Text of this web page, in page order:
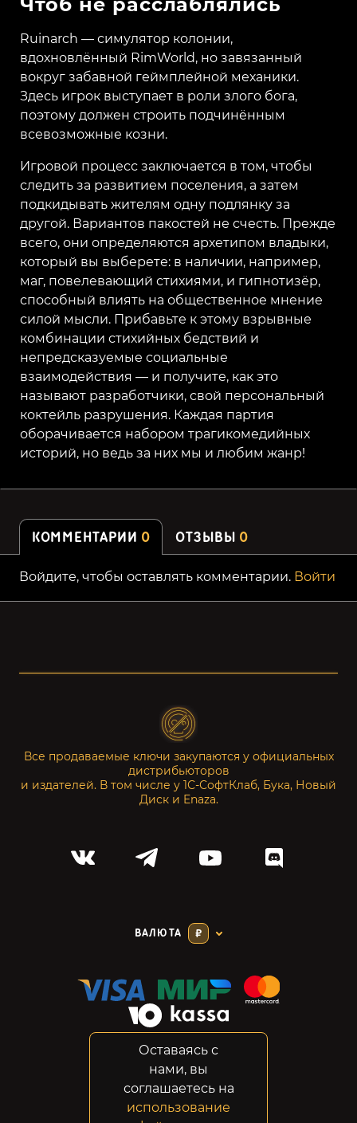
Ruinarch — симулятор колонии,
вдохновлённый RimWorld, но завязанный
вокруг забавной геймплейной механики.
Здесь игрок выступает в роли злого бога,
поэтому должен строить подчинённым
всевозможные козни.
Игровой процесс заключается в том, чтобы
следить за развитием поселения, а затем
подкидывать жителям одну подлянку за
другой. Вариантов пакостей не счесть. Прежде
всего, они определяются архетипом владыки,
который вы выберете: в наличии, например,
маг, повелевающий стихиями, и гипнотизёр,
способный влиять на общественное мнение
силой мысли. Прибавьте к этому взрывные
комбинации стихийных бедствий и
непредсказуемые социальные
взаимодействия — и получите, как это
называют разработчики, свой персональный
коктейль разрушения. Каждая партия
оборачивается набором трагикомедийных
историй, но ведь за них мы и любим жанр!
КОММЕНТАРИИ 0 ОТЗЫВЫ 0
Войдите, чтобы оставлять комментарии. Войти
Все продаваемые ключи закупаются у официальных
дистрибьюторов
и издателей. В том числе у 1С-СофтКлаб, Бука, Новый
Диск и Enaza.
ВАЛЮТА ₽
Конфиденциальность
Возвраты
Правовая информация
Оставаясь с
нами, вы
соглашаетесь на
использование